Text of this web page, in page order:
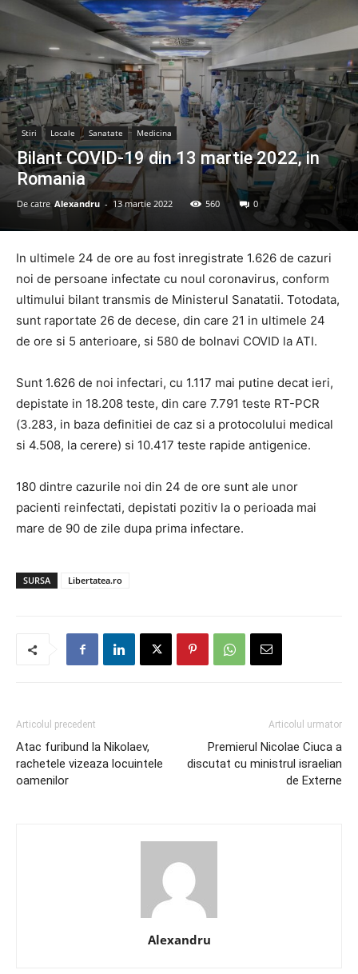
Stiri Locale Sanatate Medicina
Bilant COVID-19 din 13 martie 2022, in
Romania
De catre Alexandru - 13 martie 2022 560 0
In ultimele 24 de ore au fost inregistrate 1.626 de cazuri
noi de persoane infectate cu noul coronavirus, conform
ultimului bilant transmis de Ministerul Sanatatii. Totodata,
sunt raportate 26 de decese, din care 21 in ultimele 24
de ore si 5 anterioare, si 580 de bolnavi COVID la ATI.
Sunt 1.626 de noi infectari, cu 1.117 mai putine decat ieri,
depistate in 18.208 teste, din care 7.791 teste RT-PCR
(3.283, in baza definitiei de caz si a protocolului medical
si 4.508, la cerere) si 10.417 teste rapide antigenice.
180 dintre cazurile noi din 24 de ore sunt ale unor
pacienti reinfectati, depistati pozitiv la o perioada mai
mare de 90 de zile dupa prima infectare.
SURSA Libertatea.ro
Articolul precedent
Atac furibund la Nikolaev,
rachetele vizeaza locuintele
oamenilor
Articolul urmator
Premierul Nicolae Ciuca a
discutat cu ministrul israelian
de Externe
Alexandru